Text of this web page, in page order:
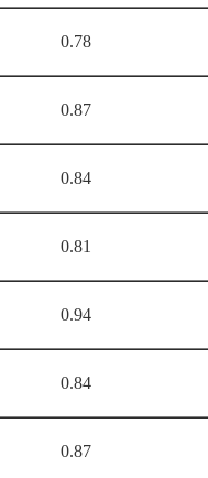
0.78
0.87
0.84
0.81
0.94
0.84
0.87